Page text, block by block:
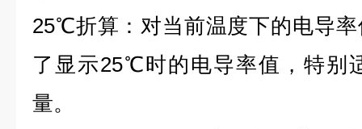
25℃折算：对当前温度下的电导
了显示25℃时的电导率值，特别
量。